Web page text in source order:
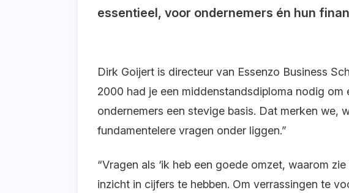
essentieel, voor ondernemers én hun
Dirk Goijert is directeur van Essenzo Business
2000 had je een middenstandsdiploma nodig
ondernemers een stevige basis. Dat merken
fundamentelere vragen onder liggen.”
“Vragen als ‘ik heb een goede omzet, waarom
inzicht in cijfers te hebben. Om verrassingen te